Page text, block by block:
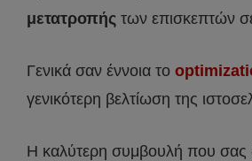
μετατροπής των επισκεπτών
Γενικά σαν έννοια το
γενικότερη βελτίωση της
Η καλύτερη συμβουλή που σας